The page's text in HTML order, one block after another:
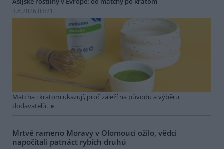
3.8.2026 03:21
Matcha i kratom ukazují, proč záleží na původu a výběru
dodavatelů.
Mrtvé rameno Moravy v Olomouci ožilo, vědci
napočítali patnáct rybích druhů